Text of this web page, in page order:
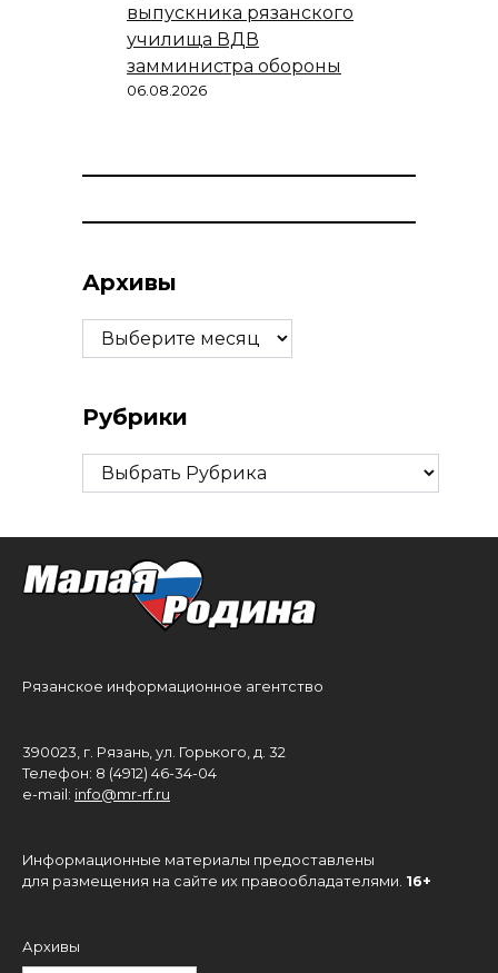
выпускника рязанского
училища ВДВ
замминистра обороны
06.08.2026
Архивы
Архивы
Рубрики
Рубрики
Рязанское информационное агентство
390023, г. Рязань, ул. Горького, д. 32
Телефон: 8 (4912) 46-34-04
e-mail: info@mr-rf.ru
Информационные материалы предоставлены
для размещения на сайте их правообладателями. 16+
Архивы